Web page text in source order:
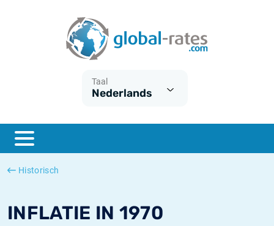
Taal
Nederlands
Historisch
INFLATIE IN 1970
ESTER
SONIA
Wat is CPI inflatie?
Wat is HICP inflatie?
Nederlandse inflatie - CPI
Amerikaanse inflatie - CPI
Euribor historie
SOFR historie
TONAR historie
Inflatiecalculator